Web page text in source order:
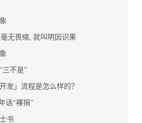
无畏缩, 就叫明因识果
不是”
发」流程是怎么样的？
话“裸捐”
书